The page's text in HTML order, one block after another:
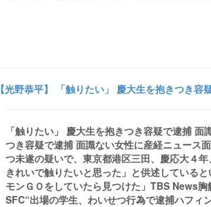
【光野恭平】 「触りたい」 慶大生を抱きつき
「触りたい」 慶大生を抱きつき容疑で逮捕
つき容疑で逮捕 面識ない女性に産経ニュース
つ未遂の疑いで、東京都港区三田、慶応大４
きれいで触りたいと思った」と供述している
モンＧＯをしていたら見つけた」TBS News
SFC“出場の学生、わいせつ行為で逮捕ハフ